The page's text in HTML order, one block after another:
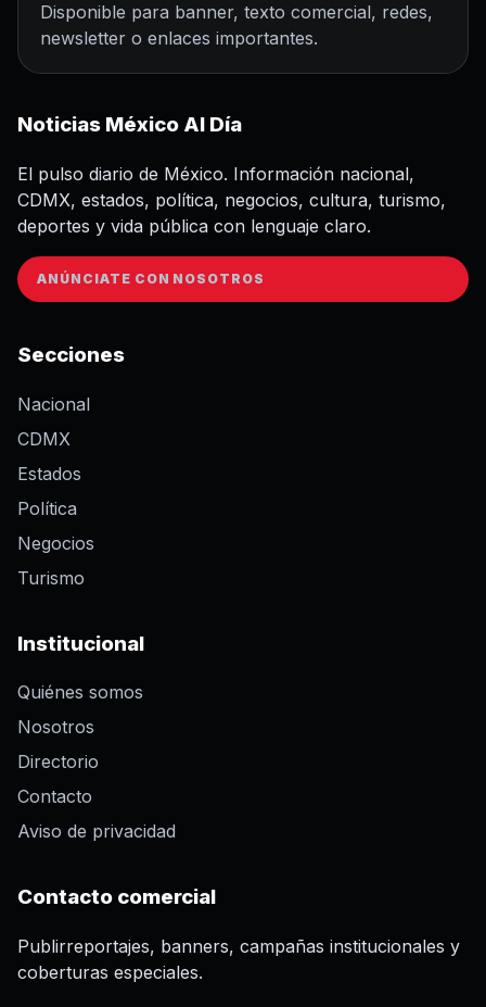
Disponible para banner, texto comercial, redes,
newsletter o enlaces importantes.
Noticias México Al Día
El pulso diario de México. Información nacional,
CDMX, estados, política, negocios, cultura, turismo,
deportes y vida pública con lenguaje claro.
ANÚNCIATE CON NOSOTROS
Secciones
Nacional
CDMX
Estados
Política
Negocios
Turismo
Institucional
Quiénes somos
Nosotros
Directorio
Contacto
Aviso de privacidad
Contacto comercial
Publirreportajes, banners, campañas institucionales y
coberturas especiales.